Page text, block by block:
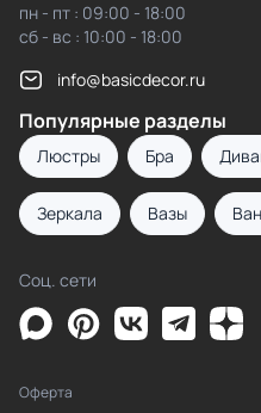
пн - пт : 09:00 - 18:00
сб - вс : 10:00 - 18:00
info@basicdecor.ru
Популярные разделы
Люстры Бра
Зеркала Вазы
Соц. сети
Оферта